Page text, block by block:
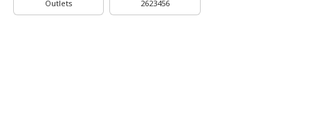
Outlets
2623456